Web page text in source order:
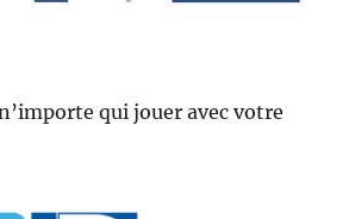
qui jouer avec votre